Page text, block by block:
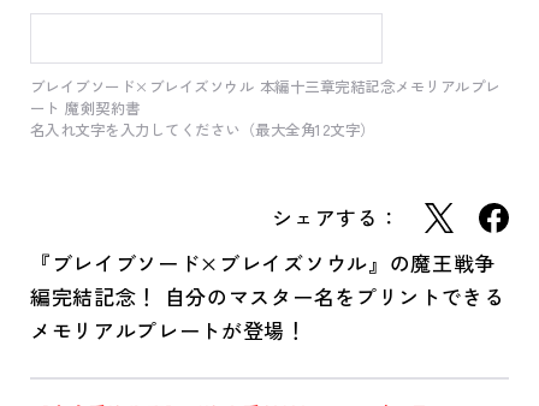
ブレイブソード×ブレイズソウル 本編十三章完結記念メモリアルプレ
ート 魔剣契約書
名入れ文字を入力してください（最大全角12文字）
シェアする：
『ブレイブソード×ブレイズソウル』の魔王戦争
編完結記念！ 自分のマスター名をプリントできる
メモリアルプレートが登場！